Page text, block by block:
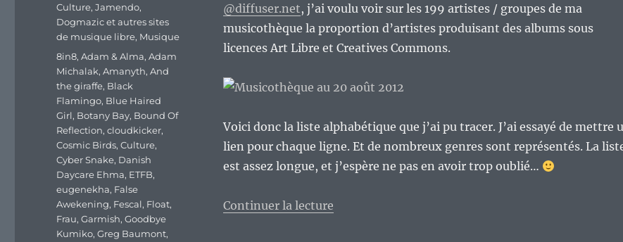
@diffuser.net, j’ai voulu voir sur les 199 artistes / groupes de ma
musicothèque la proportion d’artistes produisant des albums sous
licences Art Libre et Creatives Commons.
Voici donc la liste alphabétique que j’ai pu tracer. J’ai essayé de mettre
lien pour chaque ligne. Et de nombreux genres sont représentés. La
est assez longue, et j’espère ne pas en avoir trop oublié…
Continuer la lecturede « Point rapide sur les artistes / groupes de
Catégories
Culture,Jamendo,
Dogmazic et autres sites
de musique libre, Musique
Étiquettes
8in8,Adam & Alma,Adam
Michalak,Amanyth,And
the giraffe, Black
Flamingo, Blue Haired
Girl, Botany Bay, Bound Of
Reflection,cloudkicker,
Cosmic Birds,Culture,
Cyber Snake, Danish
Daycare Ehma, ETFB,
eugenekha, False
Awekening, Fescal, Float,
Frau,Garmish,Goodbye
Kumiko,Greg Baumont,